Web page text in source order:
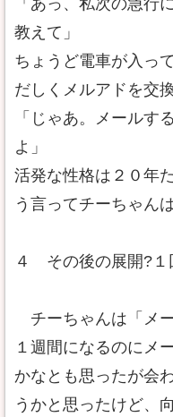
「あっ、私次の急行
教えて」
ちょうど電車が入っ
だしくメルアドを交
「じゃあ。メールす
よ」
活発な性格は２０年
う言ってチーちゃん
４ その後の展開?１
チーちゃんは「メ
１週間になるのにメ
かなとも思ったが会
うかと思ったけど、